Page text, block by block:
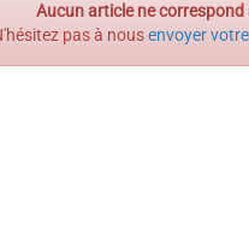
Aucun article ne correspond
pas à nousenvoyer